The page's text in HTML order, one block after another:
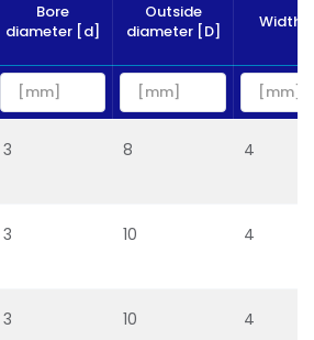
Bore
diameter [d]
Outside
diameter [D]
Width
3 8 4
3 10 4
3 10 4